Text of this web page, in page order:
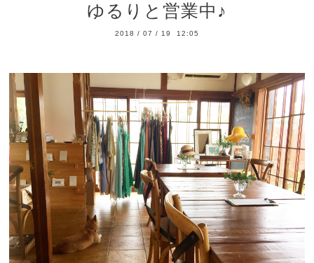
ゆるりと営業中♪
2018 / 07 / 19 12:05